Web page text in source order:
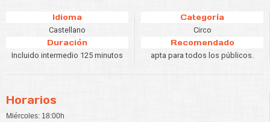
Idioma
Castellano
Categoría
Circo
Duración
Incluido intermedio 125 minutos
Recomendado
apta para todos los públicos.
Horarios
Miércoles: 18:00h